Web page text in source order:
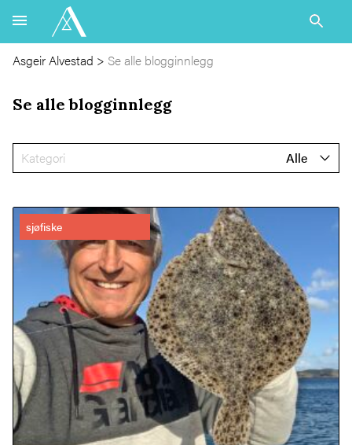
Asgeir Alvestad > Se alle blogginnlegg
Se alle blogginnlegg
Alle
sjøfiske